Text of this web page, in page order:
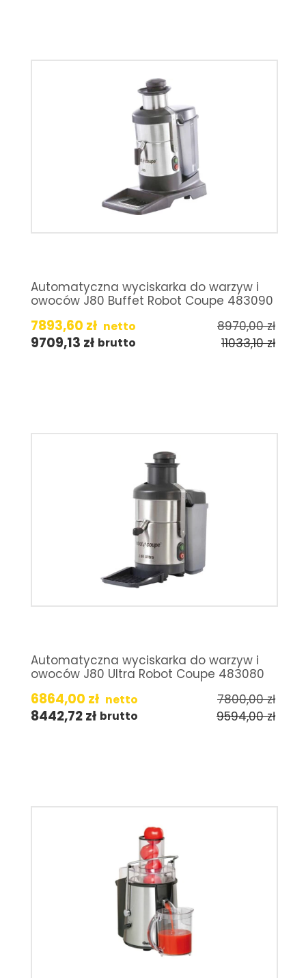
Automatyczna wyciskarka do warzyw i
owoców J80 Buffet Robot Coupe 483090
7893,60 zł netto 8970,00zł
9709,13 zł brutto 11033,10zł
Automatyczna wyciskarka do warzyw i
owoców J80 Ultra Robot Coupe 483080
6864,00 zł netto 7800,00zł
8442,72zł brutto 9594,00zł